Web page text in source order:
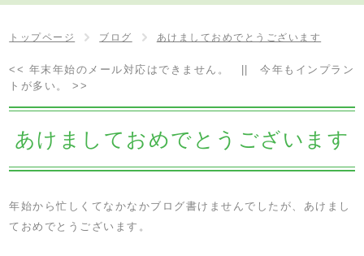
トップページ ブログ あけましておめでとうございます
<< 年末年始のメール対応はできません。 ||今年もインプラン
トが多い。>>
あけましておめでとうございます
年始から忙しくてなかなかブログ書けませんでしたが、あけまし
ておめでとうございます。